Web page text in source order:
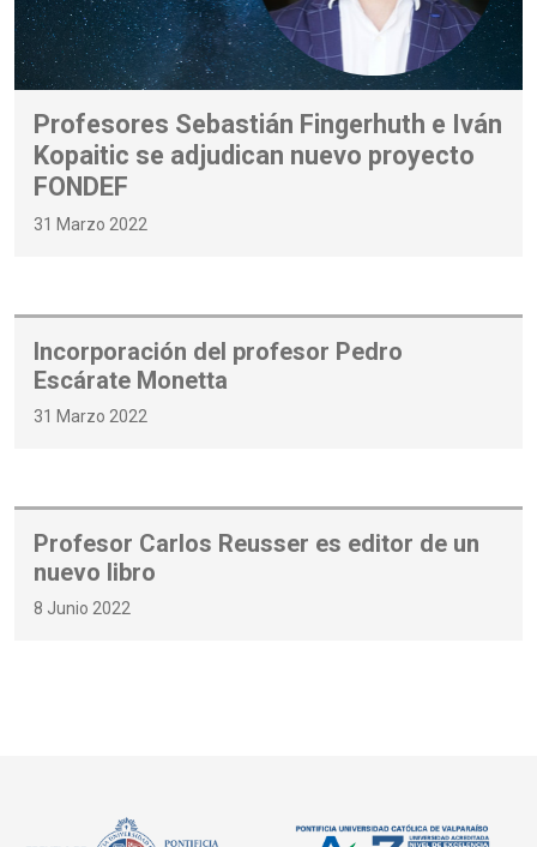
Profesores Sebastián Fingerhuth e Iván
Kopaitic se adjudican nuevo proyecto
FONDEF
31 Marzo 2022
Incorporación del profesor Pedro
Escárate Monetta
31 Marzo 2022
Profesor Carlos Reusser es editor de un
nuevo libro
8 Junio 2022